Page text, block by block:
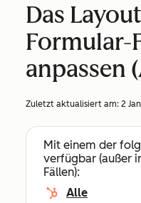
Das
Formular-
anpassen
Zuletzt aktualisiert am: 2
Mit einem der
verfügbar (außer
Fällen):
Alle